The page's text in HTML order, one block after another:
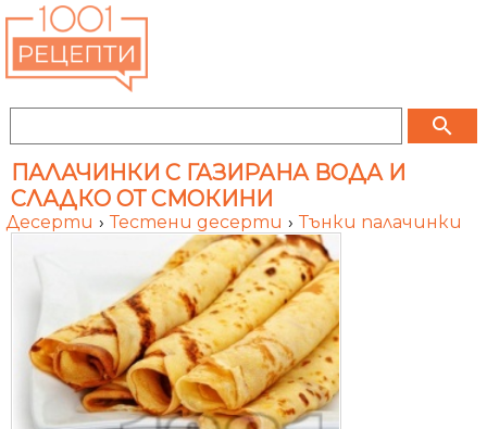
search
ПАЛАЧИНКИ С ГАЗИРАНА ВОДА И
СЛАДКО ОТ СМОКИНИ
Десерти › Тестени десерти › Тънки палачинки